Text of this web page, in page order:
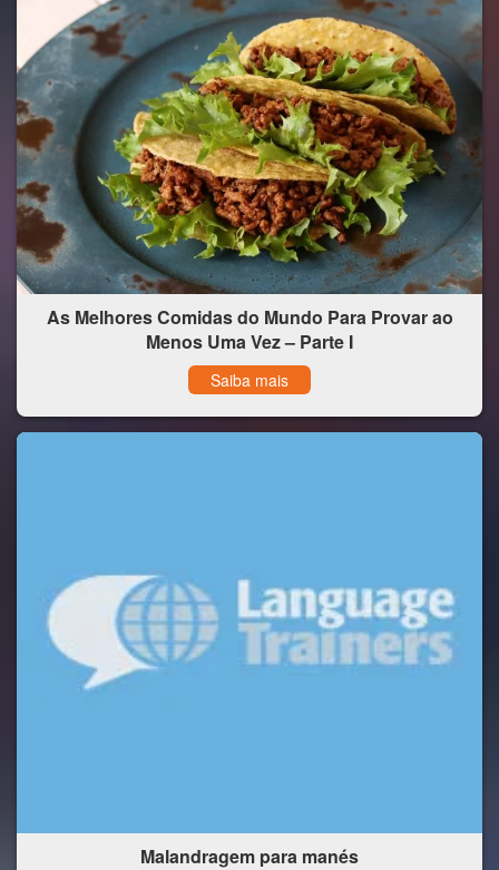
As Melhores Comidas do Mundo Para Provar ao
Menos Uma Vez – Parte I
Saiba mais
Malandragem para manés